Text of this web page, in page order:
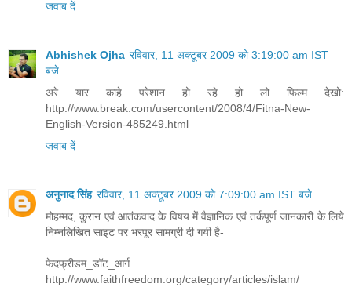
जवाब दें
Abhishek Ojha रविवार, 11 अक्टूबर 2009 को 3:19:00 am IST
बजे
अरे यार काहे परेशान हो रहे हो लो फिल्म देखो:
http://www.break.com/usercontent/2008/4/Fitna-New-
English-Version-485249.html
जवाब दें
अनुनाद सिंह रविवार, 11 अक्टूबर 2009 को 7:09:00 am IST बजे
मोहम्मद, कुरान एवं आतंकवाद के विषय में वैज्ञानिक एवं तर्कपूर्ण जानकारी के लिये
निम्नलिखित साइट पर भरपूर सामग्री दी गयी है-
फेदफ्रीडम_डॉट_आर्ग
http://www.faithfreedom.org/category/articles/islam/